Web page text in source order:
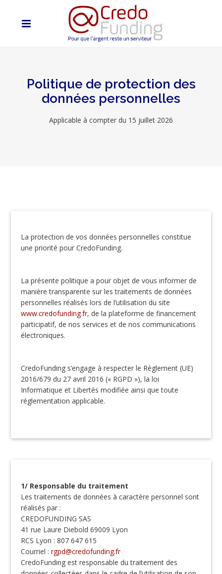
Politique de protection des
données personnelles
Applicable à compter du 15 juillet 2026
La protection de vos données personnelles constitue
une priorité pour CredoFunding.
La présente politique a pour objet de vous informer de
manière transparente sur les traitements de données
personnelles réalisés lors de l’utilisation du site
www.credofunding.fr, de la plateforme de financement
participatif, de nos services et de nos communications
électroniques.
CredoFunding s’engage à respecter le Règlement (UE)
2016/679 du 27 avril 2016 (« RGPD »), la loi
Informatique et Libertés modifiée ainsi que toute
réglementation applicable.
1/ Responsable du traitement
Les traitements de données à caractère personnel sont
réalisés par :
CREDOFUNDING SAS
41 rue Laure Diebold 69009 Lyon
RCS Lyon : 807 647 615
Courriel :rgpd@credofunding.fr
CredoFunding est responsable du traitement des